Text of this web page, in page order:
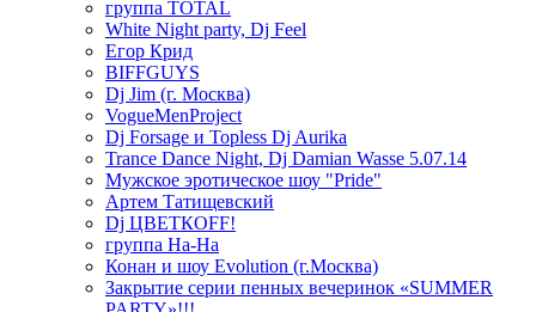
группа TOTAL
White Night party, Dj Feel
Егор Крид
BIFFGUYS
Dj Jim (г. Москва)
VogueMenProject
Dj Forsage и Topless Dj Aurika
Trance Dance Night, Dj Damian Wasse 5.07.14
Мужское эротическое шоу "Pride"
Артем Татищевский
Dj ЦВЕТКOFF!
группа На-На
Конан и шоу Evolution (г.Москва)
Закрытие серии пенных вечеринок «SUMMER